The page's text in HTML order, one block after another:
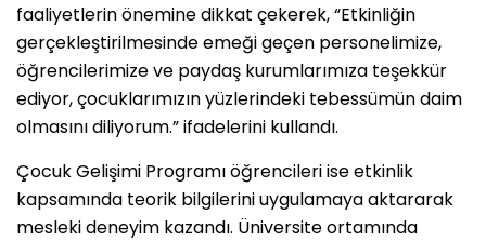
faaliyetlerin önemine dikkat çekerek, “Etkinliğin
gerçekleştirilmesinde emeği geçen personelimize,
öğrencilerimize ve paydaş kurumlarımıza teşekkür
ediyor, çocuklarımızın yüzlerindeki tebessümün daim
olmasını diliyorum.” ifadelerini kullandı.
Çocuk Gelişimi Programı öğrencileri ise etkinlik
kapsamında teorik bilgilerini uygulamaya aktararak
mesleki deneyim kazandı. Üniversite ortamında